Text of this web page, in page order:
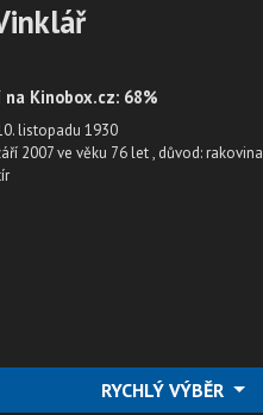
na Kinobox.cz: 68%
listopadu 1930
2007ve věku 76 let,důvod: rakovina
RYCHLÝ VÝBĚR